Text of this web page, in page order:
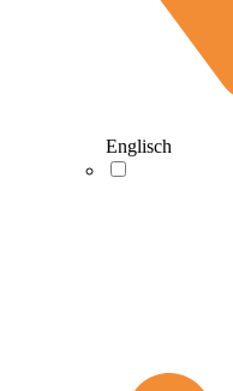
Englisch